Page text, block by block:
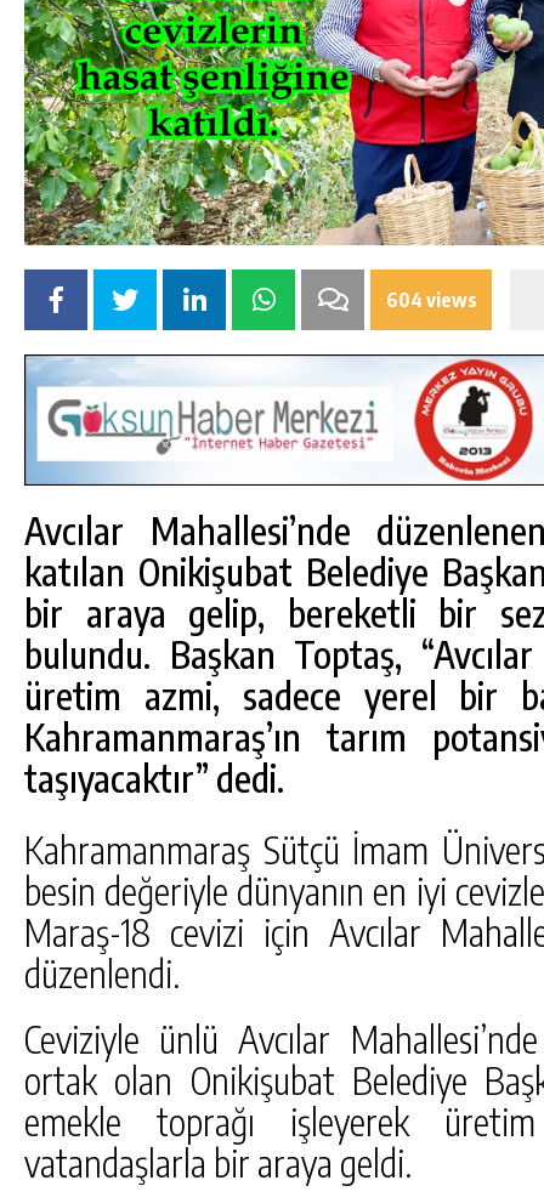
604 views
Avcılar Mahallesi’nde
katılan Onikişubat Belediye
bir araya gelip, bereketli bir
bulundu. Başkan Toptaş,
üretim azmi, sadece yerel bir
Kahramanmaraş’ın tarım
taşıyacaktır” dedi.
Kahramanmaraş Sütçü İmam
besin değeriyle dünyanın en iyi
Maraş-18 cevizi için Avcılar
düzenlendi.
Ceviziyle ünlü Avcılar
ortak olan Onikişubat Belediye
emekle toprağı işleyerek
vatandaşlarla bir araya geldi.